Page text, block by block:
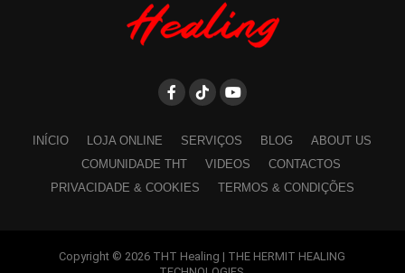
INÍCIO LOJA ONLINE SERVIÇOS BLOG
ABOUT US
COMUNIDADE THT
VIDEOS
CONTACTOS
PRIVACIDADE & COOKIES
TERMOS & CONDIÇÕES
Copyright © 2026 THT Healing | THE HERMIT HEALING